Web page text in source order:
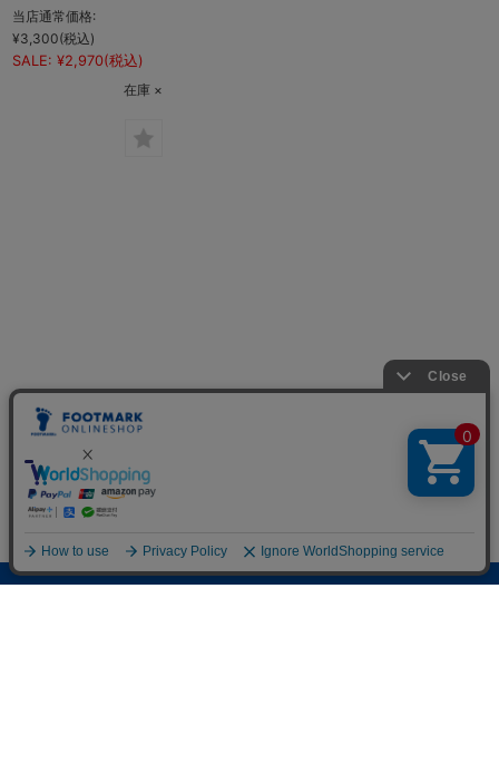
当店通常価格:
¥3,300(税込)
SALE: ¥2,970(税込)
在庫 ×